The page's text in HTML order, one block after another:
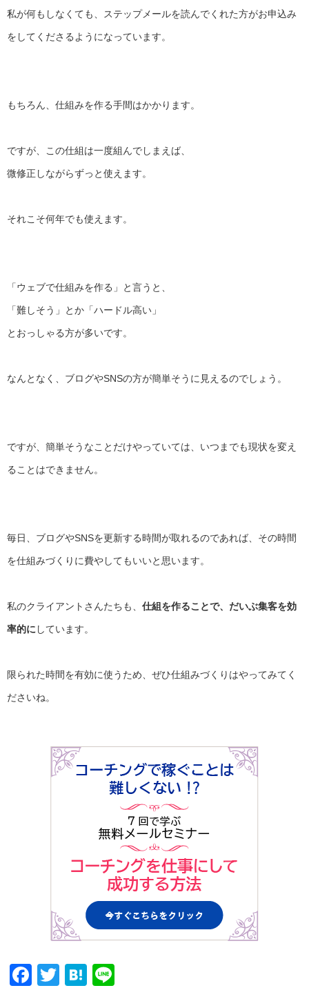
私が何もしなくても、 ステップメールを読んでくれた方がお申込み
をしてくださるようになっています。
もちろん、仕組みを作る手間はかかります。
ですが、この仕組は一度組んでしまえば、
微修正しながらずっと使えます。
それこそ何年でも使えます。
「ウェブで仕組みを作る」と言うと、
「難しそう」とか「ハードル高い」
とおっしゃる方が多いです。
なんとなく、ブログやSNSの方が簡単そうに見えるのでしょう。
ですが、簡単そうなことだけやっていては、 いつまでも現状を変え
ることはできません。
毎日、ブログやSNSを更新する時間が取れるのであれば、 その時間
を仕組みづくりに費やしてもいいと思います。
私のクライアントさんたちも、 仕組を作ることで、 だいぶ集客を効
率的に しています。
限られた時間を有効に使うため、 ぜひ仕組みづくりはやってみてく
ださいね。
Facebook
TwitterHatena